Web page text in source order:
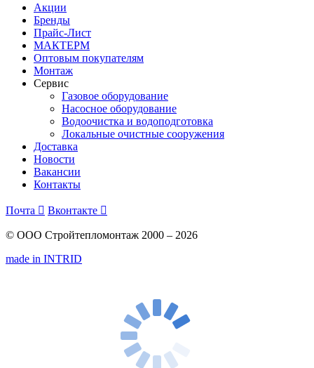
Акции
Бренды
Прайс-Лист
МАКТЕРМ
Оптовым покупателям
Монтаж
Сервис
Газовое оборудование
Насосное оборудование
Водоочистка и водоподготовка
Локальные очистные сооружения
Доставка
Новости
Вакансии
Контакты
Почта  Вконтакте 
© ООО Стройтепломонтаж 2000 – 2026
made in INTRID